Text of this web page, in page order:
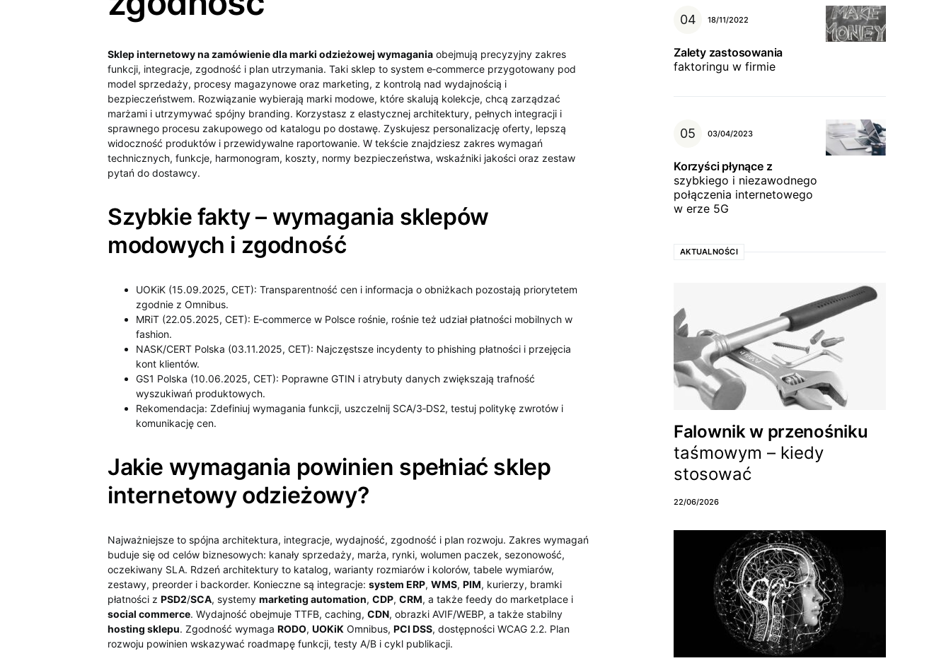
Sklep internetowy na zamówienie dla marki odzieżowej wymagania obejmują precyzyjny zakres
funkcji, integracje, zgodność i plan utrzymania. Taki sklep to system e‑commerce przygotowany pod
model sprzedaży, procesy magazynowe oraz marketing, z kontrolą nad wydajnością i
bezpieczeństwem. Rozwiązanie wybierają marki modowe, które skalują kolekcje, chcą zarządzać
marżami i utrzymywać spójny branding. Korzystasz z elastycznej architektury, pełnych integracji i
sprawnego procesu zakupowego od katalogu po dostawę. Zyskujesz personalizację oferty, lepszą
widoczność produktów i przewidywalne raportowanie. W tekście znajdziesz zakres wymagań
technicznych, funkcje, harmonogram, koszty, normy bezpieczeństwa, wskaźniki jakości oraz zestaw
pytań do dostawcy.
Szybkie fakty – wymagania sklepów
modowych i zgodność
UOKiK (15.09.2025, CET): Transparentność cen i informacja o obniżkach pozostają priorytetem
zgodnie z Omnibus.
MRiT (22.05.2025, CET): E‑commerce w Polsce rośnie, rośnie też udział płatności mobilnych w
fashion.
NASK/CERT Polska (03.11.2025, CET): Najczęstsze incydenty to phishing płatności i przejęcia
kont klientów.
GS1 Polska (10.06.2025, CET): Poprawne GTIN i atrybuty danych zwiększają trafność
wyszukiwań produktowych.
Rekomendacja: Zdefiniuj wymagania funkcji, uszczelnij SCA/3‑DS2, testuj politykę zwrotów i
komunikację cen.
Jakie wymagania powinien spełniać sklep
internetowy odzieżowy?
Najważniejsze to spójna architektura, integracje, wydajność, zgodność i plan rozwoju. Zakres wymagań
buduje się od celów biznesowych: kanały sprzedaży, marża, rynki, wolumen paczek, sezonowość,
oczekiwany SLA. Rdzeń architektury to katalog, warianty rozmiarów i kolorów, tabele wymiarów,
zestawy, preorder i backorder. Konieczne są integracje: system ERP, WMS, PIM, kurierzy, bramki
płatności z PSD2/SCA, systemy marketing automation, CDP, CRM, a także feedy do marketplace i
social commerce. Wydajność obejmuje TTFB, caching, CDN, obrazki AVIF/WEBP, a także stabilny
hosting sklepu. Zgodność wymaga RODO, UOKiK Omnibus, PCI DSS, dostępności WCAG 2.2. Plan
rozwoju powinien wskazywać roadmapę funkcji, testy A/B i cykl publikacji.
18/11/2022
Zalety zastosowania
faktoringu w firmie
03/04/2023
Korzyści płynące z
szybkiego i niezawodnego
połączenia internetowego
w erze 5G
AKTUALNOŚCI
Falownik w przenośniku
taśmowym – kiedy
stosować
22/06/2026